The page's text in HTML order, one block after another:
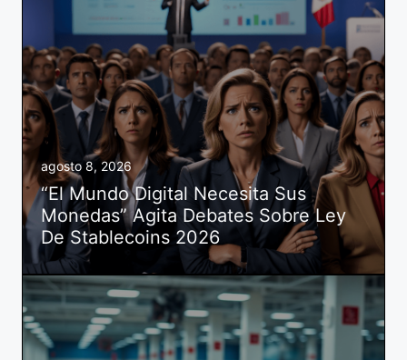
agosto 8, 2026
“El Mundo Digital Necesita Sus
Monedas” Agita Debates Sobre Ley
De Stablecoins 2026